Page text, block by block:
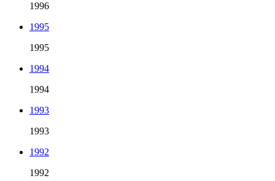
1996
1995
1995
1994
1994
1993
1993
1992
1992